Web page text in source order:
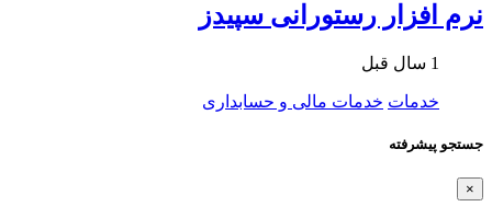
نرم افزار رستورانی سپیدز
1 سال قبل
خدمات خدمات مالی و حسابداری
جستجو پیشرفته
×